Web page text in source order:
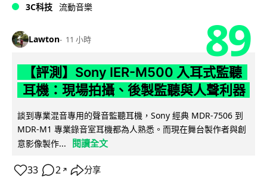
3C科技 流動音樂
Lawton 11 小時 89
【評測】Sony IER-M500 入耳式監聽
耳機：現場拍攝、後製監聽與人聲利器
談到專業混音專用的聲音監聽耳機，Sony 經典 MDR-7506 到
MDR-M1 專業錄音室耳機都為人熟悉。而現在舞台製作者與創
意影像製作...
閱讀全文
33 2 ↗ 分享